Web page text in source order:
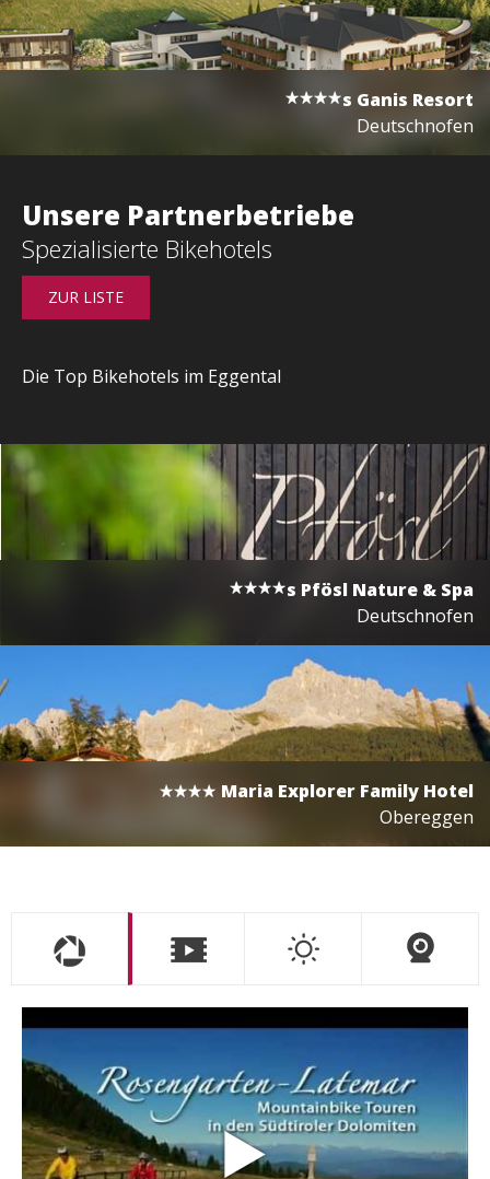
s Ganis Resort
Deutschnofen
Unsere Partnerbetriebe
Spezialisierte Bikehotels
ZUR LISTE
Die Top Bikehotels im Eggental
s Pfösl Nature & Spa
Deutschnofen
Maria Explorer Family Hotel
Obereggen